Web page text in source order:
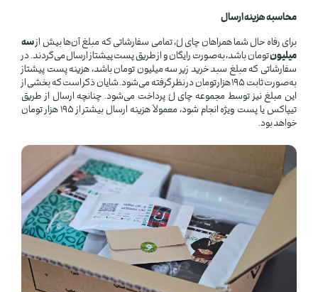
محاسبه هزینه ارسال
برای رفاه حال شما همراهان چای لُ، تمامی سفارشاتی که مبلغ آن‌ها بیش ازسه
میلیونتومان باشد، به‌صورت رایگان و از طریق پست پیشتاز ارسال می‌گردند. در
سفارشاتی که مبلغ سبد خرید زیر سه میلیون تومان باشد، هزینه پست پیشتاز
به‌صورت ثابت 195 هزار تومان در نظر گرفته می‌شود. شایان ذکر است که بخشی از
این مبلغ نیز توسط مجموعه چای لُ پرداخت می‌شود. چنانچه ارسال از طریق
تیپاکس یا پست ویژه انجام شود، معمولاً هزینه ارسال بیشتر از 195 هزار تومان
خواهد بود.